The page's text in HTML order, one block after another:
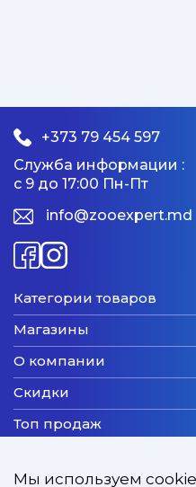
+373 79 454 597
Служба информации :
с 9 до 17:00 Пн-Пт
info@zooexpert.md
Категории товаров
Магазины
О компании
Скидки
Топ продаж
Мы используем